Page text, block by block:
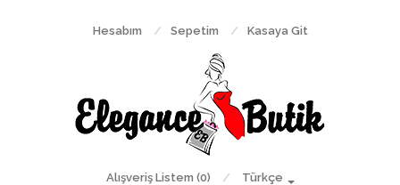
Hesabım Sepetim Kasaya Git
Alışveriş Listem (0) Türkçe